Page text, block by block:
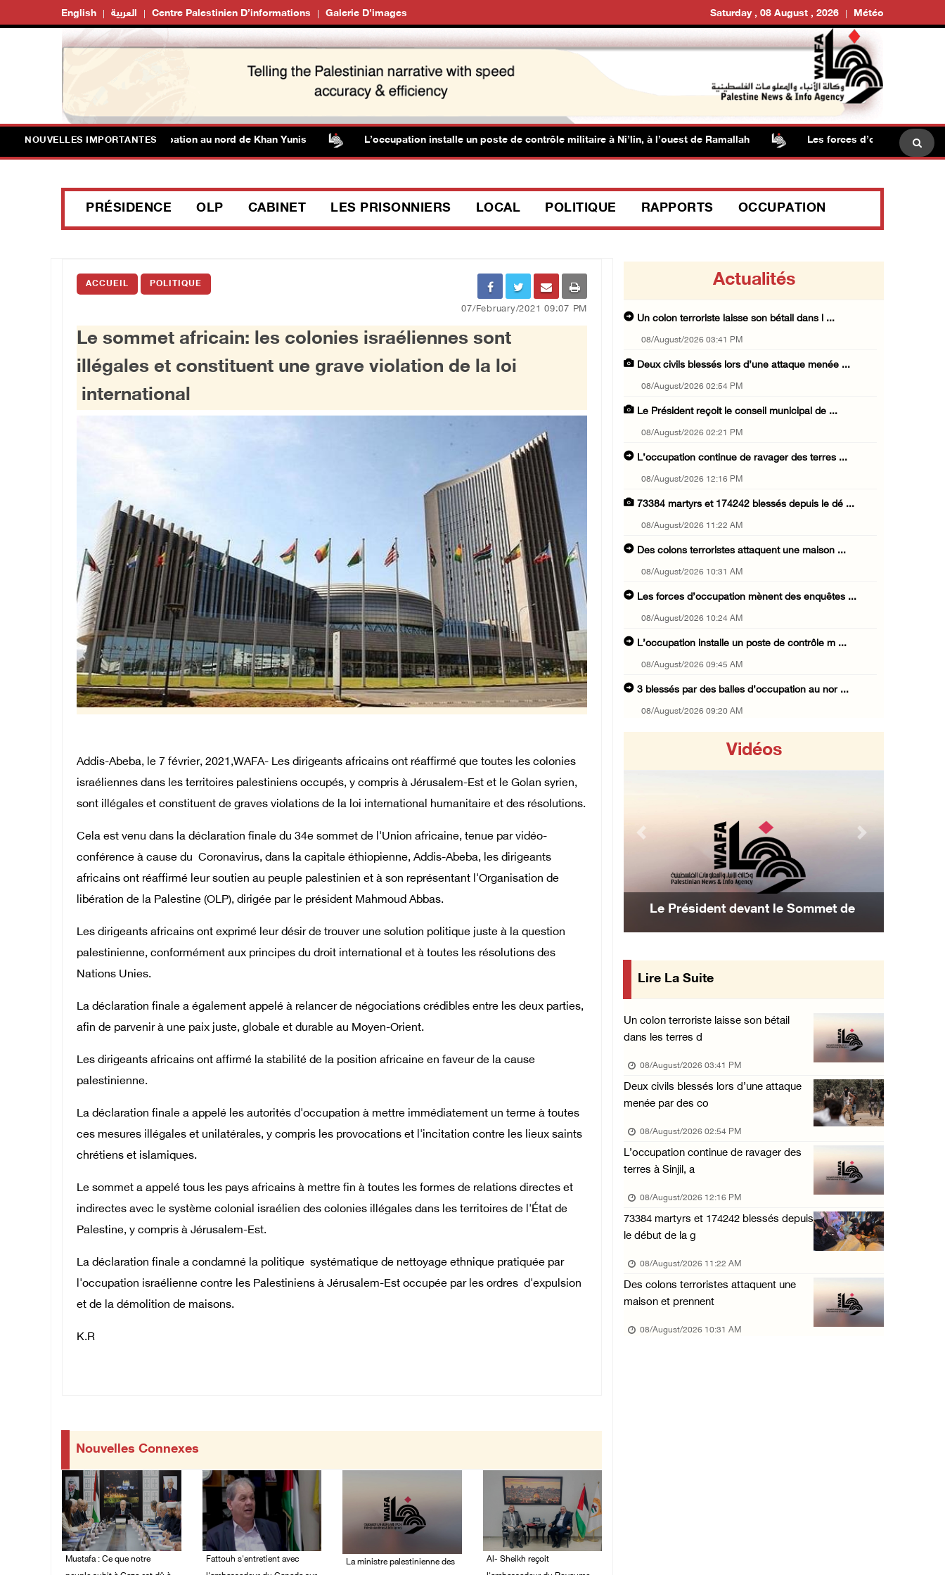
English العربية Centre Palestinien D’informations Galerie D’images Saturday , 08 August , 2026 Météo
NOUVELLES IMPORTANTES
blessés par des balles d’occupation au nord de Khan Yunis L’occupation installe un poste de contrôle militaire à Ni’lin, à l’ouest de Ramallah Les forces d’occupation
PRÉSIDENCE OLP CABINET LES PRISONNIERS LOCAL POLITIQUE RAPPORTS OCCUPATION
ACCUEIL POLITIQUE
07/February/2021 09:07 PM
Le sommet africain: les colonies israéliennes sont
illégales et constituent une grave violation de la loi
international
Addis-Abeba, le 7 février, 2021,WAFA- Les dirigeants africains ont réaffirmé que toutes les colonies
israéliennes dans les territoires palestiniens occupés, y compris à Jérusalem-Est et le Golan syrien,
sont illégales et constituent de graves violations de la loi international humanitaire et des résolutions.
Cela est venu dans la déclaration finale du 34e sommet de l'Union africaine, tenue par vidéo-
conférence à cause du Coronavirus, dans la capitale éthiopienne, Addis-Abeba, les dirigeants
africains ont réaffirmé leur soutien au peuple palestinien et à son représentant l'Organisation de
libération de la Palestine (OLP), dirigée par le président Mahmoud Abbas.
Les dirigeants africains ont exprimé leur désir de trouver une solution politique juste à la question
palestinienne, conformément aux principes du droit international et à toutes les résolutions des
Nations Unies.
La déclaration finale a également appelé à relancer de négociations crédibles entre les deux parties,
afin de parvenir à une paix juste, globale et durable au Moyen-Orient.
Les dirigeants africains ont affirmé la stabilité de la position africaine en faveur de la cause
palestinienne.
La déclaration finale a appelé les autorités d'occupation à mettre immédiatement un terme à toutes
ces mesures illégales et unilatérales, y compris les provocations et l'incitation contre les lieux saints
chrétiens et islamiques.
Le sommet a appelé tous les pays africains à mettre fin à toutes les formes de relations directes et
indirectes avec le système colonial israélien des colonies illégales dans les territoires de l'État de
Palestine, y compris à Jérusalem-Est.
La déclaration finale a condamné la politique systématique de nettoyage ethnique pratiquée par
l'occupation israélienne contre les Palestiniens à Jérusalem-Est occupée par les ordres d'expulsion
et de la démolition de maisons.
K.R
Nouvelles Connexes
Mustafa : Ce que notre
Fattouh s'entretient avec
La ministre palestinienne des
Al- Sheikh reçoit
Actualités
Un colon terroriste laisse son bétail dans l ...
08/August/2026 03:41 PM
Deux civils blessés lors d’une attaque menée ...
08/August/2026 02:54 PM
Le Président reçoit le conseil municipal de ...
08/August/2026 02:21 PM
L’occupation continue de ravager des terres ...
08/August/2026 12:16 PM
73384 martyrs et 174242 blessés depuis le dé ...
08/August/2026 11:22 AM
Des colons terroristes attaquent une maison ...
08/August/2026 10:31 AM
Les forces d’occupation mènent des enquêtes ...
08/August/2026 10:24 AM
L’occupation installe un poste de contrôle m ...
08/August/2026 09:45 AM
3 blessés par des balles d’occupation au nor ...
08/August/2026 09:20 AM
07/August/2026 11:41 PM
Les forces israéliennes bloquent les accès à ...
07/August/2026 10:31 PM
Les forces d'occupation israéliennes entrave ...
Des colons attaquent des maisons palestinien ...
07/August/2026 07:27 PM
Suite au renouvellement de l'interdiction de ...
07/August/2026 06:47 PM
La présidence salue le lancement par l'Arabi ...
07/August/2026 06:39 PM
Naplouse : Attaque des forces d'occupation e ...
07/August/2026 06:14 PM
La présidence palestinienne salue l’accord d ...
07/August/2026 05:38 PM
Vidéos
Le Président devant le Sommet de
mise en œuvre des décisions du Conseil
Central concernant les relations avec
Previous Next
Lire La Suite
Un colon terroriste laisse son bétail
dans les terres d
08/August/2026 03:41 PM
Deux civils blessés lors d’une attaque
menée par des co
08/August/2026 02:54 PM
L’occupation continue de ravager des
terres à Sinjil, a
08/August/2026 12:16 PM
73384 martyrs et 174242 blessés depuis
le début de la g
08/August/2026 11:22 AM
Des colons terroristes attaquent une
maison et prennent
08/August/2026 10:31 AM